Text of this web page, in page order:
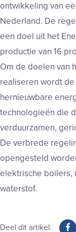
ontwikkeling van
Nederland. De
een doel uit het
productie van 16
Om de doelen van
realiseren wordt
hernieuwbare
technologieën die
verduurzamen,
De verbrede
opengesteld
elektrische boilers,
waterstof.
Deel dit artikel: